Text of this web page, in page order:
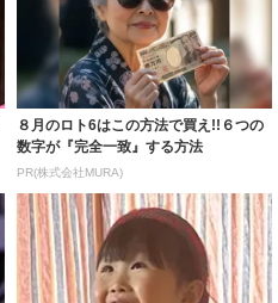
８月のロト6はこの方法で買え!!６つの
数字が『完全一致』する方法
PR(株式会社MURA)